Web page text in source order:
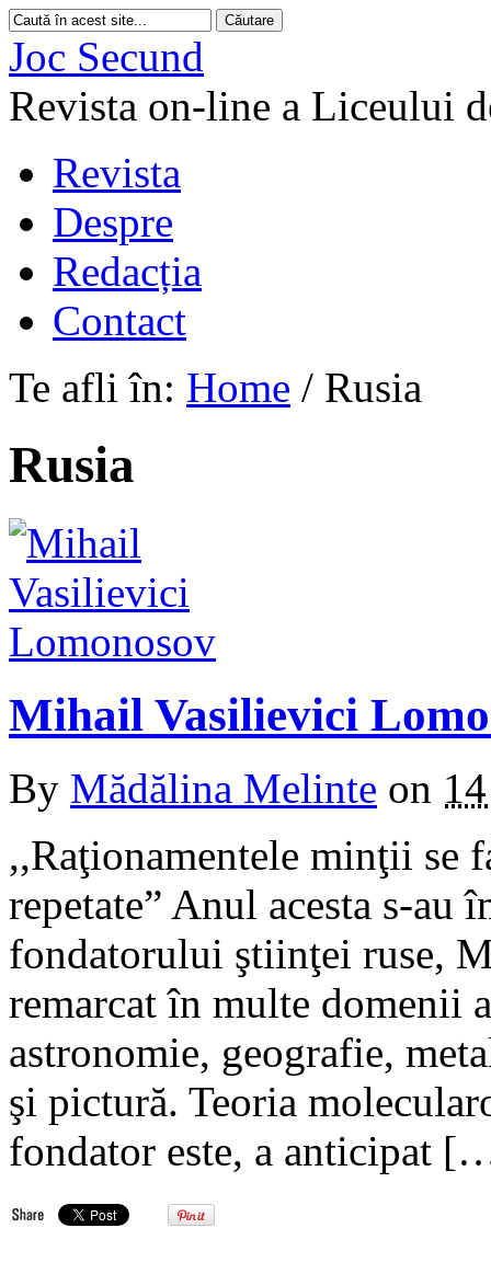
Joc Secund
Revista on-line a Liceului
Revista
Despre
Redacția
Contact
Te afli în: Home / Rusia
Rusia
Mihail Vasilievici
By Mădălina Melinte on
,,Raţionamentele minţii se
repetate” Anul acesta s-au
fondatorului ştiinţei ruse,
remarcat în multe domenii
astronomie, geografie,
şi pictură. Teoria
fondator este, a anticipat